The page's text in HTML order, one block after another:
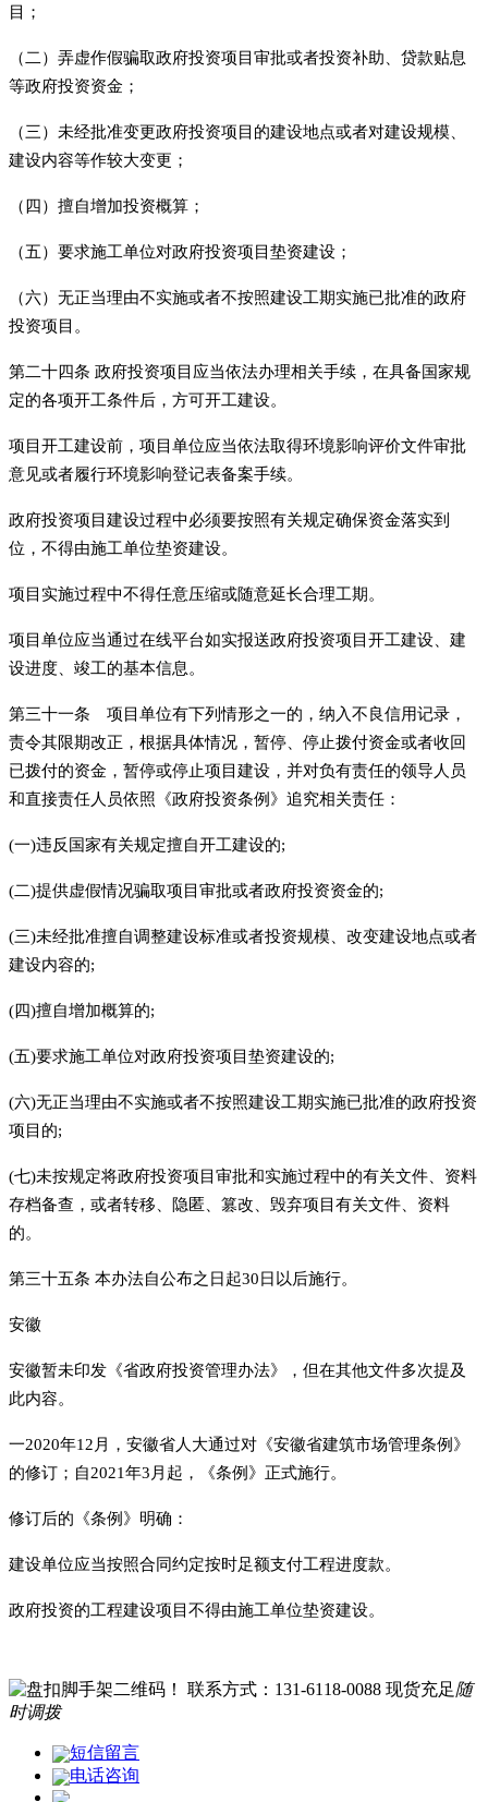
目；
（二）弄虚作假骗取政府投资项目审批或者投资补助、贷款贴息
等政府投资资金；
（三）未经批准变更政府投资项目的建设地点或者对建设规模、
建设内容等作较大变更；
（四）擅自增加投资概算；
（五）要求施工单位对政府投资项目垫资建设；
（六）无正当理由不实施或者不按照建设工期实施已批准的政府
投资项目。
第二十四条 政府投资项目应当依法办理相关手续，在具备国家规
定的各项开工条件后，方可开工建设。
项目开工建设前，项目单位应当依法取得环境影响评价文件审批
意见或者履行环境影响登记表备案手续。
政府投资项目建设过程中必须要按照有关规定确保资金落实到
位，不得由施工单位垫资建设。
项目实施过程中不得任意压缩或随意延长合理工期。
项目单位应当通过在线平台如实报送政府投资项目开工建设、建
设进度、竣工的基本信息。
第三十一条 项目单位有下列情形之一的，纳入不良信用记录，
责令其限期改正，根据具体情况，暂停、停止拨付资金或者收回
已拨付的资金，暂停或停止项目建设，并对负有责任的领导人员
和直接责任人员依照《政府投资条例》追究相关责任：
(一)违反国家有关规定擅自开工建设的;
(二)提供虚假情况骗取项目审批或者政府投资资金的;
(三)未经批准擅自调整建设标准或者投资规模、改变建设地点或者
建设内容的;
(四)擅自增加概算的;
(五)要求施工单位对政府投资项目垫资建设的;
(六)无正当理由不实施或者不按照建设工期实施已批准的政府投资
项目的;
(七)未按规定将政府投资项目审批和实施过程中的有关文件、资料
存档备查，或者转移、隐匿、篡改、毁弃项目有关文件、资料
的。
第三十五条 本办法自公布之日起30日以后施行。
安徽
安徽暂未印发《省政府投资管理办法》，但在其他文件多次提及
此内容。
一2020年12月，安徽省人大通过对《安徽省建筑市场管理条例》
的修订；自2021年3月起，《条例》正式施行。
修订后的《条例》明确：
建设单位应当按照合同约定按时足额支付工程进度款。
政府投资的工程建设项目不得由施工单位垫资建设。
联系方式：131-6118-0088 现货充足随
时调拨
短信留言
电话咨询